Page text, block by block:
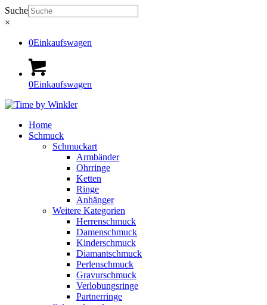
Suche
×
0Einkaufswagen
0Einkaufswagen
Home
Schmuck
Schmuckart
Armbänder
Ohrringe
Ketten
Ringe
Anhänger
Weitere Kategorien
Herrenschmuck
Damenschmuck
Kinderschmuck
Diamantschmuck
Perlenschmuck
Gravurschmuck
Verlobungsringe
Partnerringe